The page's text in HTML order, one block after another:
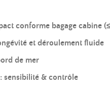
conforme bagage cabine
et déroulement fluide
de mer
sensibilité & contrôle